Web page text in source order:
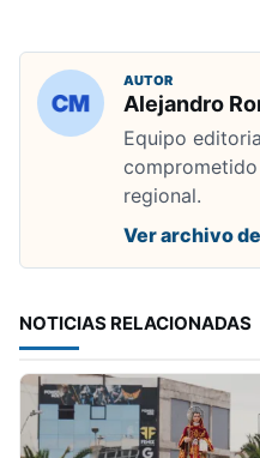
AUTOR
Alejandro
Equipo
regional.
Ver archivo
NOTICIAS RELACIONADAS